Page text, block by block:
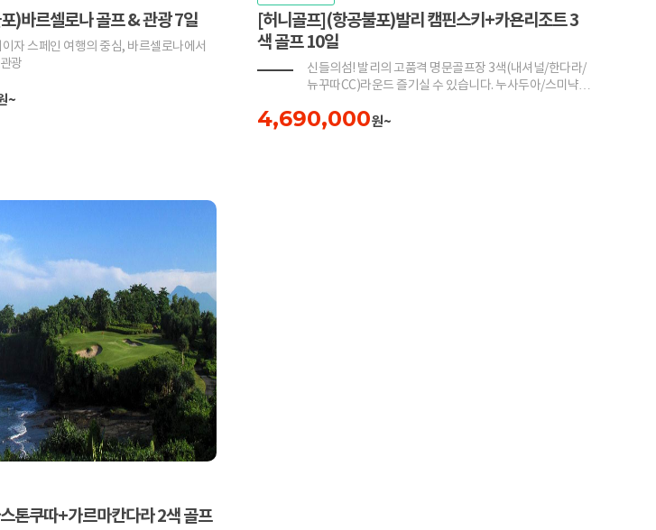
)바르셀로나 골프 & 관광 7일
자 스페인 여행의 중심, 바르셀로나에서
광
~
[허니골프](항공불포)발리 캠핀스키+카욘리조트 3
색 골프 10일
신들의섬! 발리의 고품격 명문골프장 3색(내셔널/한다라/
뉴꾸따CC)라운드 즐기실 수 있습니다. 누사두아/스미냑/
4,690,000원~
따+가르마칸다라 2색 골프